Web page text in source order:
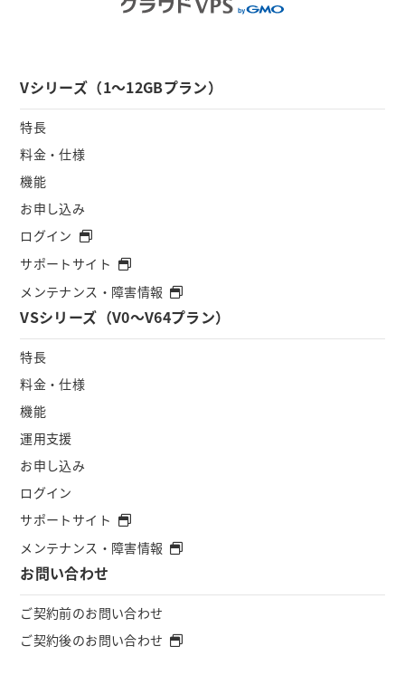
Vシリーズ（1～12GBプラン）
特長
料金・仕様
機能
お申し込み
ログイン
サポートサイト
メンテナンス・障害情報
VSシリーズ（V0～V64プラン）
特長
料金・仕様
機能
運用支援
お申し込み
ログイン
サポートサイト
メンテナンス・障害情報
お問い合わせ
ご契約前のお問い合わせ
ご契約後のお問い合わせ